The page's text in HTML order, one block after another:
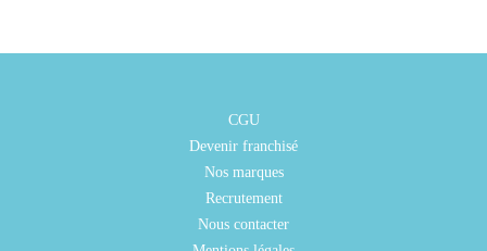
CGU
Devenir franchisé
Nos marques
Recrutement
Nous contacter